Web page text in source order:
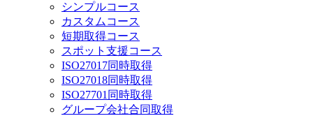
シンプルコース
カスタムコース
短期取得コース
スポット支援コース
ISO27017同時取得
ISO27018同時取得
ISO27701同時取得
グループ会社合同取得